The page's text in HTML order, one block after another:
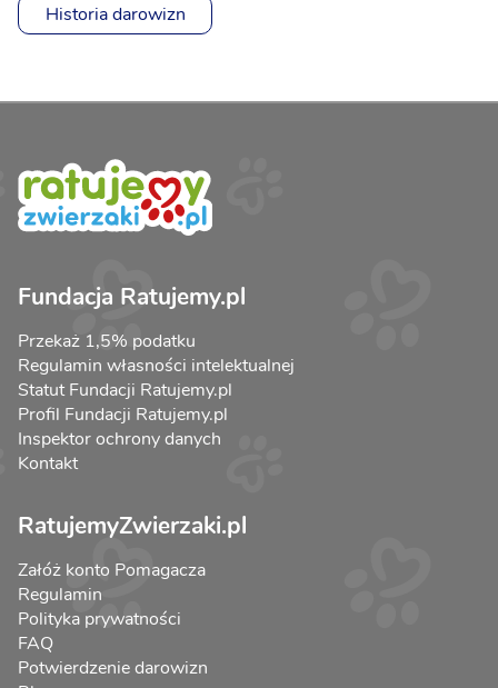
Historia darowizn
Fundacja Ratujemy.pl
Przekaż 1,5% podatku
Regulamin własności intelektualnej
Statut Fundacji Ratujemy.pl
Profil Fundacji Ratujemy.pl
Inspektor ochrony danych
Kontakt
RatujemyZwierzaki.pl
Załóż konto Pomagacza
Regulamin
Polityka prywatności
FAQ
Potwierdzenie darowizn